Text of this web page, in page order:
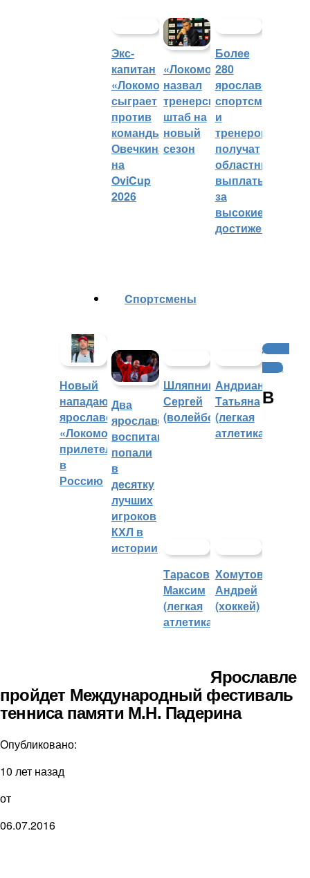
Экс-
капитан
«Локомотива»
сыграет
против
команды
Овечкина
на
OviCup
2026
«Локомотив»
назвал
тренерский
штаб на
новый
сезон
Более
280
ярославских
спортсменов
и
тренеров
получат
областные
выплаты
за
высокие
достижения
Новый
нападающий
ярославского
«Локомотива»
прилетел
в
Россию
Cпортсмены
Два
ярославских
воспитанника
попали
в
десятку
лучших
игроков
КХЛ в
истории
Шляпников
Сергей
(волейбол)
Андрианова
Татьяна
(легкая
атлетика)
Тарасов
Максим
(легкая
атлетика)
Хомутов
Андрей
(хоккей)
Другие
виды
В
Ярославле
пройдет Международный фестиваль
тенниса памяти М.Н. Падерина
Опубликовано:
10 лет назад
от
06.07.2016